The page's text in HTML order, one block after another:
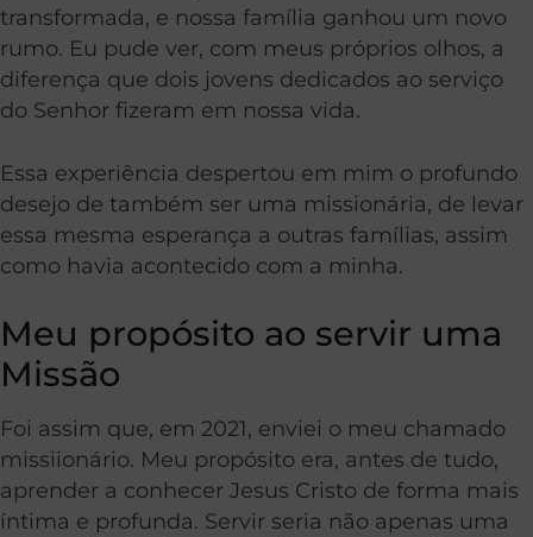
transformada, e nossa família ganhou um novo
rumo. Eu pude ver, com meus próprios olhos, a
diferença que dois jovens dedicados ao serviço
do Senhor fizeram em nossa vida.
Essa experiência despertou em mim o profundo
desejo de também ser uma missionária, de levar
essa mesma esperança a outras famílias, assim
como havia acontecido com a minha.
Meu propósito ao servir uma
Missão
Foi assim que, em 2021, enviei o meu chamado
missiionário. Meu propósito era, antes de tudo,
aprender a conhecer Jesus Cristo de forma mais
íntima e profunda. Servir seria não apenas uma